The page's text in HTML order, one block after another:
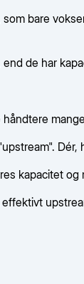
som bare
de har
kapacitet